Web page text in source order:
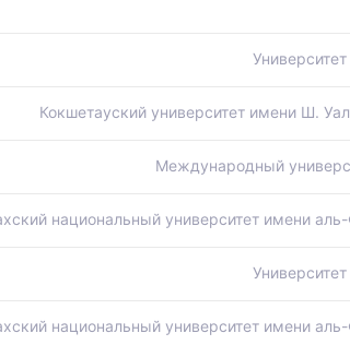
Кокшетауский университет имени Ш.
Международный
национальный университет имени
национальный университет имени